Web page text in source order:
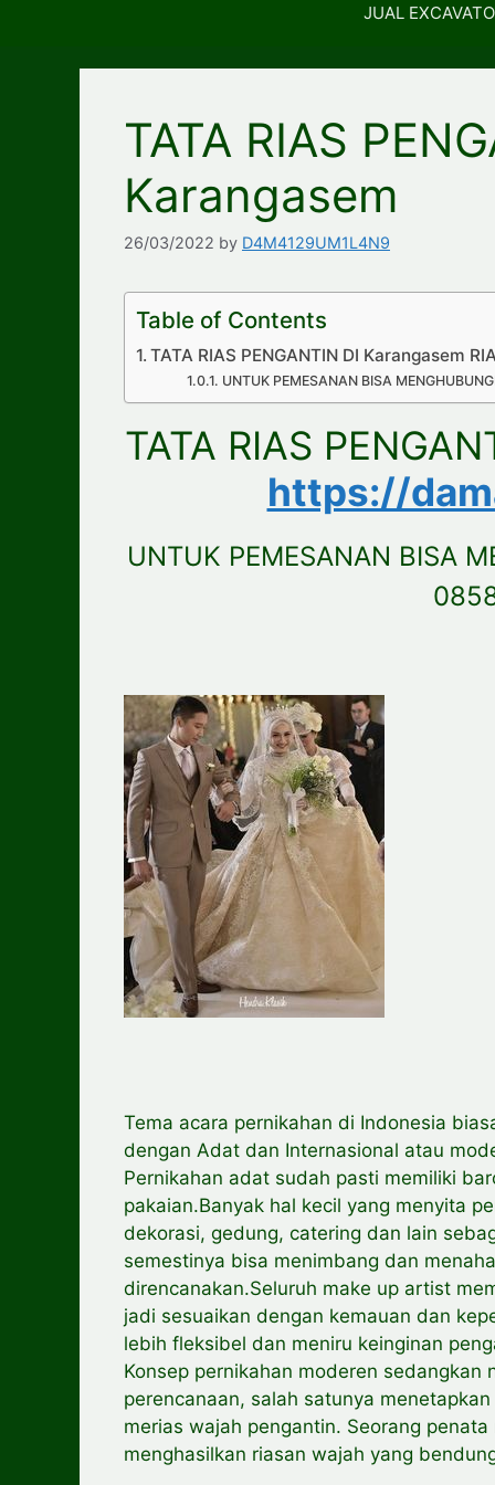
JUAL
TATA RIAS
Karangasem
26/03/2022 by D4M4129UM1L4N9
Table of Contents
TATA RIAS PENGANTIN DI Karangasem
UNTUK PEMESANAN BISA
TATA RIAS
https://
UNTUK PEMESANAN BISA
Tema acara pernikahan di Indonesia
dengan Adat dan Internasional atau
Pernikahan adat sudah pasti memiliki
pakaian.Banyak hal kecil yang menyita
dekorasi, gedung, catering dan lain
semestinya bisa menimbang dan
direncanakan.Seluruh make up artist
jadi sesuaikan dengan kemauan dan
lebih fleksibel dan meniru keinginan
Konsep pernikahan moderen sedangkan
perencanaan, salah satunya
merias wajah pengantin. Seorang
menghasilkan riasan wajah yang